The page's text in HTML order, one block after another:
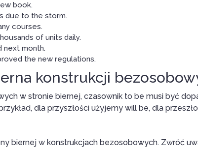
book.
due to the storm.
courses.
of units daily.
next month.
the new regulations.
konstrukcji
w stronie biernej, czasownik to be musi być
dla przyszłości użyjemy will be, dla
biernej w konstrukcjach bezosobowych. Zwróć